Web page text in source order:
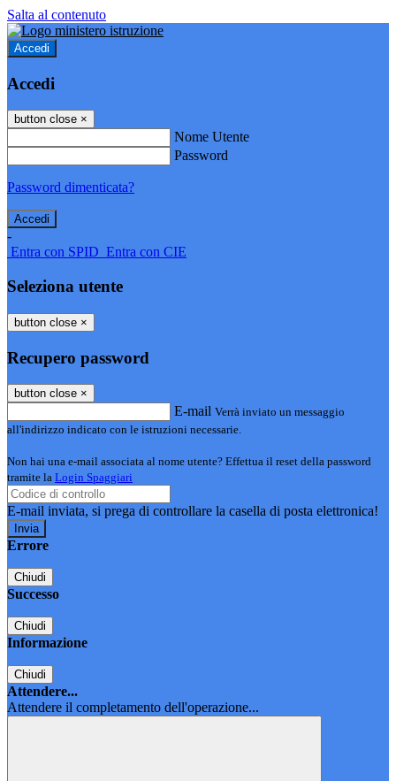
Salta al contenuto
Accedi
Accedi
button close ×
Nome Utente
Password
Password dimenticata?
-
Entra con SPID Entra con CIE
Seleziona utente
button close ×
Recupero password
button close ×
E-mail Verrà inviato un messaggio
all'indirizzo indicato con le istruzioni necessarie.
Non hai una e-mail associata al nome utente? Effettua il reset della password
tramite la Login Spaggiari
E-mail inviata, si prega di controllare la casella di posta elettronica!
Errore
Chiudi
Successo
Chiudi
Informazione
Chiudi
Attendere...
Attendere il completamento dell'operazione...